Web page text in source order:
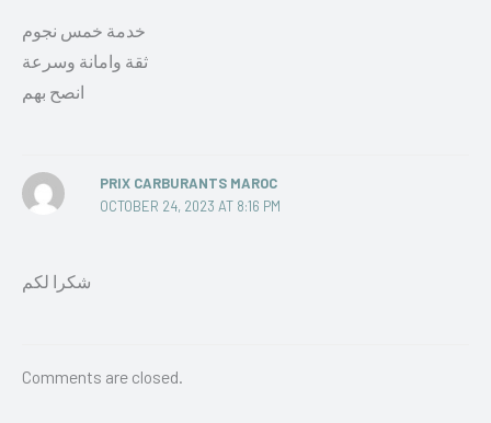
خدمة خمس نجوم
ثقة وامانة وسرعة
انصح بهم
PRIX CARBURANTS MAROC
OCTOBER 24, 2023 AT 8:16 PM
شكرا لكم
Comments are closed.